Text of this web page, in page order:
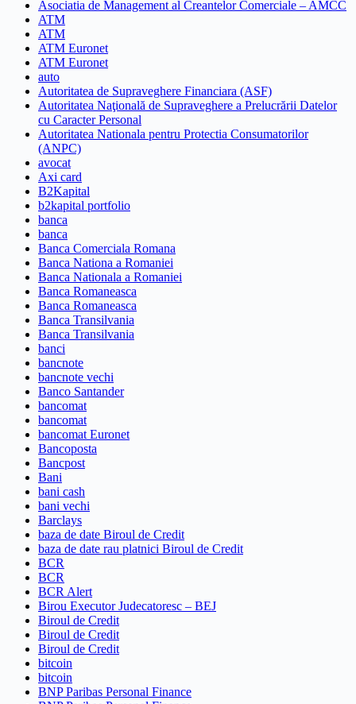
Asociatia de Management al Creantelor Comerciale – AMCC
ATM
ATM
ATM Euronet
ATM Euronet
auto
Autoritatea de Supraveghere Financiara (ASF)
Autoritatea Naţională de Supraveghere a Prelucrării Datelor
cu Caracter Personal
Autoritatea Nationala pentru Protectia Consumatorilor
(ANPC)
avocat
Axi card
B2Kapital
b2kapital portfolio
banca
banca
Banca Comerciala Romana
Banca Nationa a Romaniei
Banca Nationala a Romaniei
Banca Romaneasca
Banca Romaneasca
Banca Transilvania
Banca Transilvania
banci
bancnote
bancnote vechi
Banco Santander
bancomat
bancomat
bancomat Euronet
Bancoposta
Bancpost
Bani
bani cash
bani vechi
Barclays
baza de date Biroul de Credit
baza de date rau platnici Biroul de Credit
BCR
BCR
BCR Alert
Birou Executor Judecatoresc – BEJ
Biroul de Credit
Biroul de Credit
Biroul de Credit
bitcoin
bitcoin
BNP Paribas Personal Finance